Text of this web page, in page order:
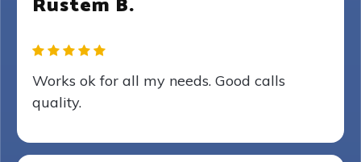
Works ok for all my needs. Good calls
quality.